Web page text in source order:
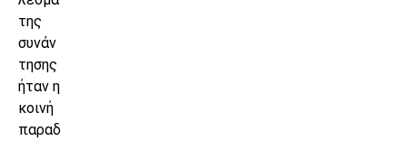
της
συνάν
τησης
ήταν η
κοινή
παραδ